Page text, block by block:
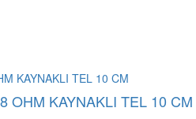
OHM KAYNAKLI TEL 10 CM